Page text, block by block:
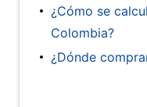
¿Cómo se
Colombia?
¿Dónde